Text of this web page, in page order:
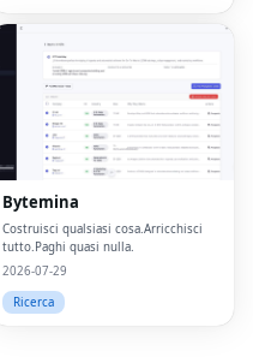
Bytemina
Costruisci qualsiasi cosa.Arricchisci
tutto.Paghi quasi nulla.
2026-07-29
Ricerca